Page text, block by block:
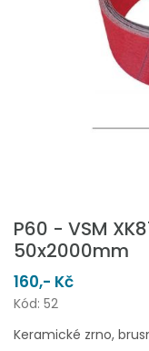
P60 - VSM
50x2000mm
160,- Kč
Kód: 52
Keramické zrno,